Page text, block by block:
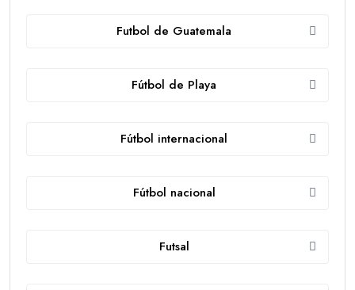
Futbol de Guatemala
Fútbol de Playa
Fútbol internacional
Fútbol nacional
Futsal